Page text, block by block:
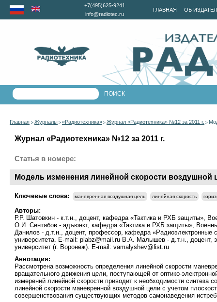
ГЛАВНАЯ ОБ
+7(495)625-9241
info@radiotec.ru
Главная > Журналы > «Радиотехника» > Журнал «Радиотехника» №12 за 2011 г. >
Журнал «Радиотехника» №12 за 2011 г.
Статья в номере:
Модель изменения линейной скорости
Ключевые слова: маневренная воздушная цель линейная скорость
Авторы:
Р.Р. Шатовкин - к.т.н., доцент, кафедра «Тактика и РХБ защиты»,
О.И. Сентябов - адъюнкт, кафедра «Тактика и РХБ защиты»,
Данилов - д.т.н., доцент, профессор, кафедра «Радиоэлектронные
университета. Е-mail: plabz@mail.ru В.А. Малышев - д.т.н.,
университет (г. Воронеж). E-mail: vamalyshev@list.ru
Аннотация:
Рассмотрена возможность определения линейной скорости
вращательного движения цели, поступающей от оптико-
измерений линейной скорости приводит к необходимости синтеза
линейной скорости маневренной воздушной цели с учетом
совершенствования существующих методов самонаведения